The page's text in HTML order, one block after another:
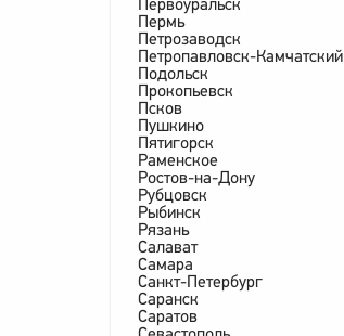
Первоуральск
Пермь
Петрозаводск
Петропавловск-Камчатский
Подольск
Прокопьевск
Псков
Пушкино
Пятигорск
Раменское
Ростов-на-Дону
Рубцовск
Рыбинск
Рязань
Салават
Самара
Санкт-Петербург
Саранск
Саратов